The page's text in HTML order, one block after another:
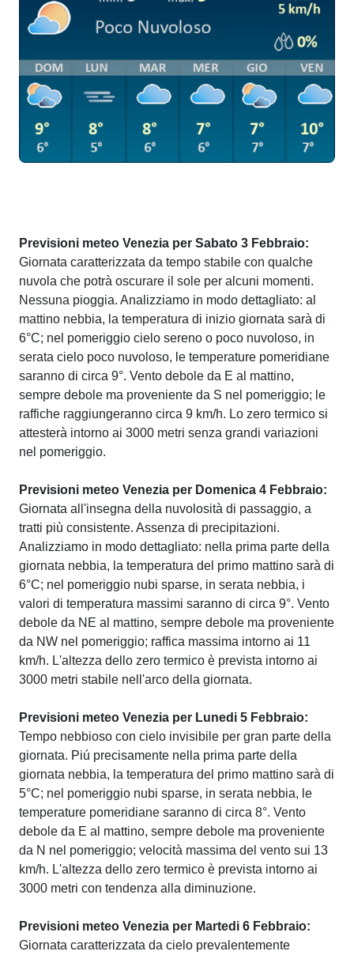
Previsioni meteo Venezia per Sabato 3 Febbraio:
Giornata caratterizzata da tempo stabile con qualche
nuvola che potrà oscurare il sole per alcuni momenti.
Nessuna pioggia. Analizziamo in modo dettagliato: al
mattino nebbia, la temperatura di inizio giornata sarà di
6°C; nel pomeriggio cielo sereno o poco nuvoloso, in
serata cielo poco nuvoloso, le temperature pomeridiane
saranno di circa 9°. Vento debole da E al mattino,
sempre debole ma proveniente da S nel pomeriggio; le
raffiche raggiungeranno circa 9 km/h. Lo zero termico si
attesterà intorno ai 3000 metri senza grandi variazioni
nel pomeriggio.
Previsioni meteo Venezia per Domenica 4 Febbraio:
Giornata all'insegna della nuvolosità di passaggio, a
tratti più consistente. Assenza di precipitazioni.
Analizziamo in modo dettagliato: nella prima parte della
giornata nebbia, la temperatura del primo mattino sarà di
6°C; nel pomeriggio nubi sparse, in serata nebbia, i
valori di temperatura massimi saranno di circa 9°. Vento
debole da NE al mattino, sempre debole ma proveniente
da NW nel pomeriggio; raffica massima intorno ai 11
km/h. L'altezza dello zero termico è prevista intorno ai
3000 metri stabile nell'arco della giornata.
Previsioni meteo Venezia per Lunedi 5 Febbraio:
Tempo nebbioso con cielo invisibile per gran parte della
giornata. Piú precisamente nella prima parte della
giornata nebbia, la temperatura del primo mattino sarà di
5°C; nel pomeriggio nubi sparse, in serata nebbia, le
temperature pomeridiane saranno di circa 8°. Vento
debole da E al mattino, sempre debole ma proveniente
da N nel pomeriggio; velocità massima del vento sui 13
km/h. L'altezza dello zero termico è prevista intorno ai
3000 metri con tendenza alla diminuzione.
Previsioni meteo Venezia per Martedi 6 Febbraio:
Giornata caratterizzata da cielo prevalentemente